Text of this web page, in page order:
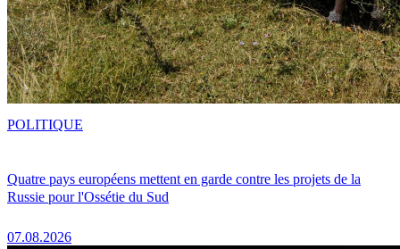
Quatre pays européens mettent en garde contre les projets de la
Russie pour l'Ossétie du Sud
07.08.2026
POLITIQUE